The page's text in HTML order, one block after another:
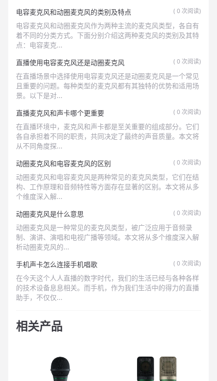
电容麦克风和动圈麦克风的类别及特点
( 0 次阅读)
电容麦克风和动圈麦克风作为两种主流的麦克风类型，各自有
着不同的分类方式。下面分别介绍这两种麦克风的类别及其特
点：电容麦克...
直播使用电容麦克风还是动圈麦克风
( 0 次阅读)
在直播场景中选择使用电容麦克风还是动圈麦克风是一个常见
且重要的问题。每种类型的麦克风都有其独特的优势和适用场
景。以下是对...
直播麦克风和声卡哪个更重要
( 0 次阅读)
在直播环境中，麦克风和声卡都是至关重要的组成部分。它们
各自承担着不同的职责，共同决定了最终的声音质量。本文将
从不同角度探...
动圈麦克风和电容麦克风的区别
( 0 次阅读)
动圈麦克风和电容麦克风是两种常见的麦克风类型，它们在结
构、工作原理和音频特性等方面存在显著的区别。本文将从多
个维度深入解...
动圈麦克风是什么意思
( 0 次阅读)
动圈麦克风是一种常见的麦克风类型，被广泛应用于音频录
制、演讲、演唱和电视广播等领域。本文将从多个维度深入解
析动圈麦克风的...
手机声卡怎么连接手机唱歌
( 0 次阅读)
在今天这个人人直播的数字时代，我们的生活已经与各种各样
的技术设备息息相关。而手机，作为我们生活中的得力的直播
助手，不仅仅...
相关产品